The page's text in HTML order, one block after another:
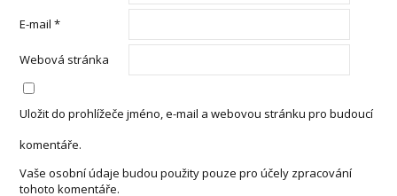
E-mail*
Webová stránka
Uložit do prohlížeče jméno, e-mail a webovou stránku pro budoucí
komentáře.
Vaše osobní údaje budou použity pouze pro účely zpracování
tohoto komentáře.